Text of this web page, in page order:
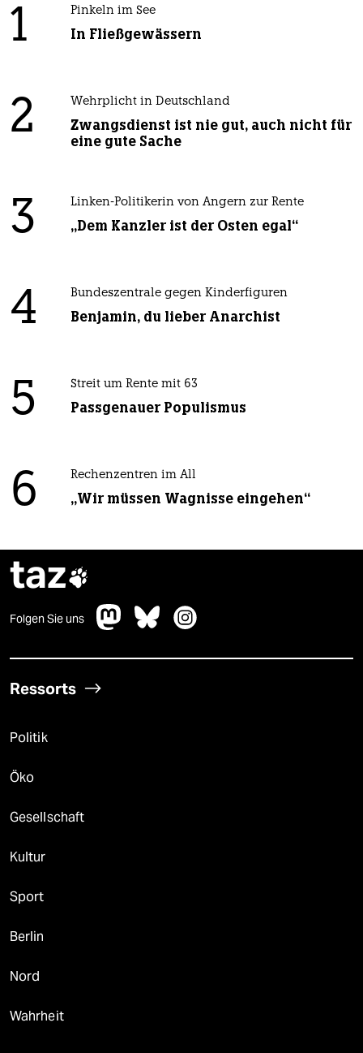
1 Pinkeln im See
In Fließgewässern
2 Wehrplicht in Deutschland
Zwangsdienst ist nie gut, auch nicht für
eine gute Sache
3 Linken-Politikerin von Angern zur Rente
„Dem Kanzler ist der Osten egal“
4 Bundeszentrale gegen Kinderfiguren
Benjamin, du lieber Anarchist
5 Streit um Rente mit 63
Passgenauer Populismus
6 Rechenzentren im All
„Wir müssen Wagnisse eingehen“
taz
Folgen Sie uns
Ressorts
Politik
Öko
Gesellschaft
Kultur
Sport
Berlin
Nord
Wahrheit